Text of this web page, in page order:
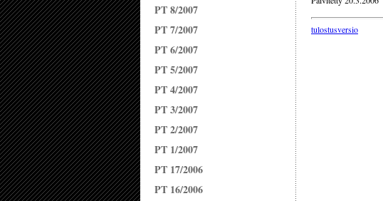
PT 8/2007
PT 7/2007
PT 6/2007
PT 5/2007
PT 4/2007
PT 3/2007
PT 2/2007
PT 1/2007
PT 17/2006
PT 16/2006
tulostusversio